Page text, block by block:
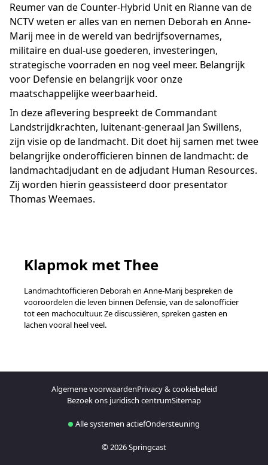
Reumer van de Counter-Hybrid Unit en Rianne van de
NCTV weten er alles van en nemen Deborah en Anne-
Marij mee in de wereld van bedrijfsovernames,
militaire en dual-use goederen, investeringen,
strategische voorraden en nog veel meer. Belangrijk
voor Defensie en belangrijk voor onze
maatschappelijke weerbaarheid.
In deze aflevering bespreekt de Commandant
Landstrijdkrachten, luitenant-generaal Jan Swillens,
zijn visie op de landmacht. Dit doet hij samen met twee
belangrijke onderofficieren binnen de landmacht: de
landmachtadjudant en de adjudant Human Resources.
Zij worden hierin geassisteerd door presentator
Thomas Weemaes.
Klapmok met Thee
Landmachtofficieren Deborah en Anne-Marij bespreken de
vooroordelen die leven binnen Defensie, van de salonofficier
tot een machocultuur. Ze discussiëren, spreken gasten en
lachen vooral heel veel.
Algemene voorwaardenPrivacy & cookiebeleid
Bezoek ons juridisch centrumSitemap
Alle systemen actiefOndersteuning
© 2026 Springcast